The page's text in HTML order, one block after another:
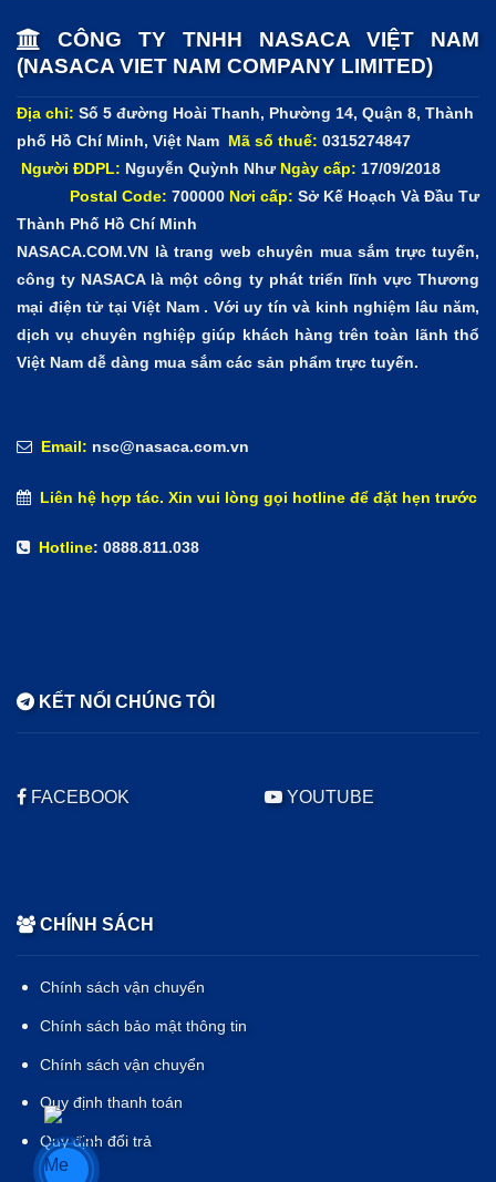
CÔNG TY TNHH NASACA VIỆT NAM
(NASACA VIET NAM COMPANY LIMITED)
Địa chỉ: Số 5 đường Hoài Thanh, Phường 14, Quận 8, Thành
phố Hồ Chí Minh, Việt Nam
Mã số thuế: 0315274847
Người ĐDPL: Nguyễn Quỳnh Như Ngày cấp: 17/09/2018
Postal Code: 700000 Nơi cấp: Sở Kế Hoạch Và Đầu Tư
Thành Phố Hồ Chí Minh
NASACA.COM.VN là trang web chuyên mua sắm trực tuyến,
công ty NASACA là một công ty phát triển lĩnh vực Thương
mại điện tử tại Việt Nam . Với uy tín và kinh nghiệm lâu năm,
dịch vụ chuyên nghiệp giúp khách hàng trên toàn lãnh thổ
Việt Nam dễ dàng mua sắm các sản phẩm trực tuyến.
Email: nsc@nasaca.com.vn
Liên hệ hợp tác. Xin vui lòng gọi hotline để đặt hẹn trước
Hotline: 0888.811.038
KẾT NỐI CHÚNG TÔI
FACEBOOK YOUTUBE
CHÍNH SÁCH
Chính sách vận chuyển
Chính sách bảo mật thông tin
Chính sách vận chuyển
Quy định thanh toán
Quy định đổi trả